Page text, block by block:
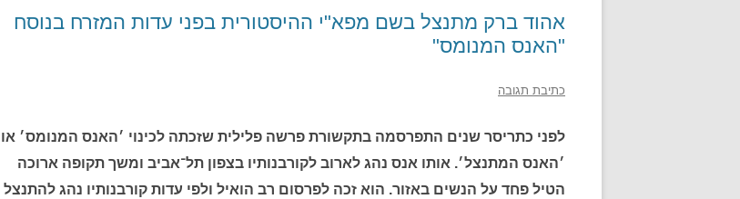
אהוד ברק מתנצל בשם מפא"י ההיסטורית בפני עדות המזרח בנוסח
"האנס המנומס"
כתיבת תגובה
לפני כתריסר שנים התפרסמה בתקשורת פרשה פלילית שזכתה לכינוי ׳האנס המנומס׳ או
׳האנס המתנצל׳. אותו אנס נהג לארוב לקורבנותיו בצפון תל־אביב ומשך תקופה ארוכה
הטיל פחד על הנשים באזור. הוא זכה לפרסום רב הואיל ולפי עדות קורבנותיו נהג להתנצל